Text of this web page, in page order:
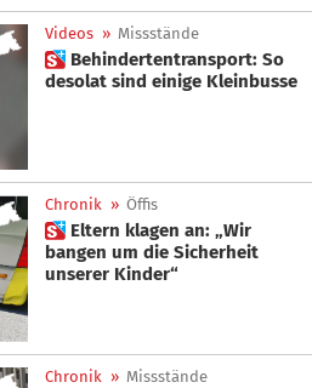
Videos » Missstände
 Behindertentransport: So
desolat sind einige Kleinbusse
Chronik » Öffis
 Eltern klagen an: „Wir
bangen um die Sicherheit
unserer Kinder“
Chronik » Missstände